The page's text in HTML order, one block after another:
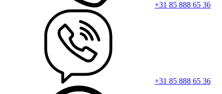
+31 85 888 65 36
+31 85 888 65 36